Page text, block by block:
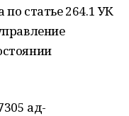
статье 264.1 УК
ад­